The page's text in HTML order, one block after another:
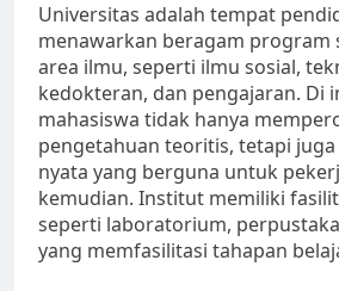
Universitas adalah tempat
menawarkan beragam program
area ilmu, seperti ilmu sosial,
kedokteran, dan pengajaran. Di
mahasiswa tidak hanya
pengetahuan teoritis, tetapi
nyata yang berguna untuk
kemudian. Institut memiliki
seperti laboratorium,
yang memfasilitasi tahapan